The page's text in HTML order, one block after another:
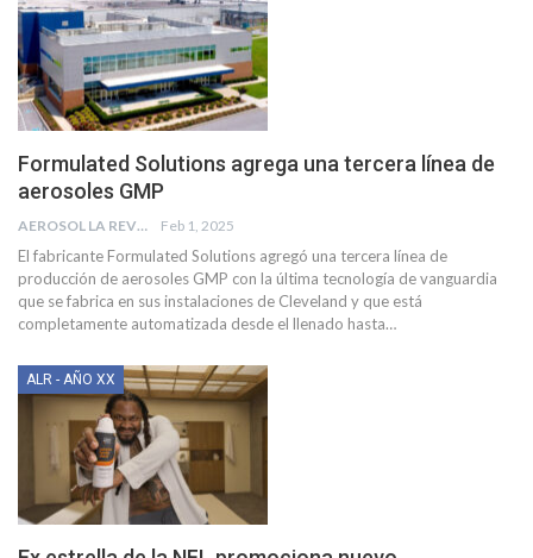
Formulated Solutions agrega una tercera línea de
aerosoles GMP
AEROSOL LA REVISTA Feb 1, 2025
El fabricante Formulated Solutions agregó una tercera línea de
producción de aerosoles GMP con la última tecnología de vanguardia
que se fabrica en sus instalaciones de Cleveland y que está
completamente automatizada desde el llenado hasta…
ALR - AÑO XX